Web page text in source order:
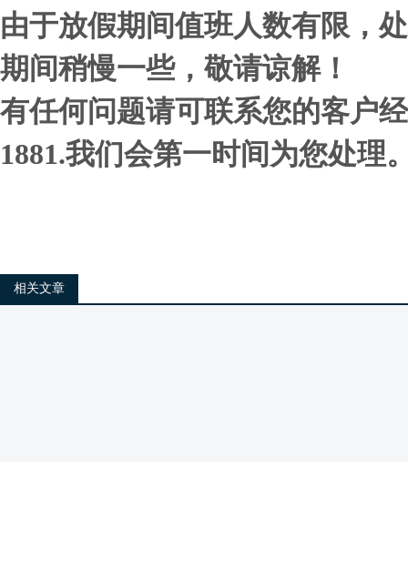
由于放假期间值班人数有限，
期间稍慢一些，敬请谅解！
有任何问题请可联系您的客户
1881.我们会第一时间为您处理
相关文章